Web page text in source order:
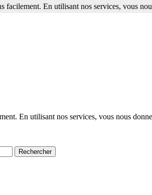
En utilisant nos services, vous nous
facilement. En utilisant nos services, vous